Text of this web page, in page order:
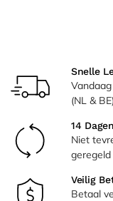
Snelle
(NL & BE)
14
Niet
geregeld
Veilig
Betaal